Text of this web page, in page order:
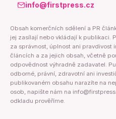
info@firstpress.cz
Obsah komerčních sdělení a PR
jej zasílají nebo vkládají k publikaci.
za správnost, úplnost ani pravdivost
článcích a za jejich obsah, včetně
odpovědnost výhradně zadavatel.
odborné, právní, zdravotní ani
publikovaném obsahu narazíte na
osob, napište nám na
odkladu prověříme.